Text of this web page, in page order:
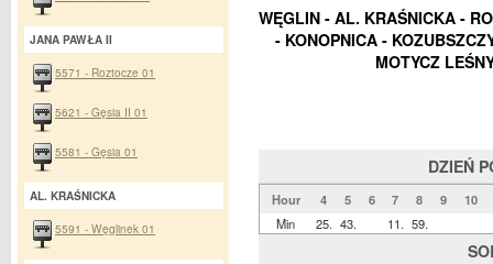
WĘGLIN - AL. KRAŚNICKA -
- KONOPNICA -
MOTYCZ
DZIEŃ
Hour 4 5 6 7 8 9
10
Min
25. 43. 11. 59.
JANA PAWŁA II
5571 - Roztocze 01
5621 - Gęsia II 01
5581 - Gęsia 01
AL. KRAŚNICKA
5591 - Węglinek 01